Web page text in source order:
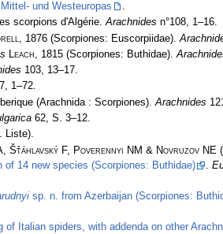
und Westeuropas
.
scorpions d'Algérie.Arachnides n°108, 1–16.
, 1876 (Scorpiones: Euscorpiidae).
Leach, 1815 (Scorpiones: Buthidae).
103, 13–17.
1–72.
(Arachnida : Scorpiones). Arachnides
62, S. 3–12.
Liste).
Šťáhlavský F, Poverennyi NM & Novruzov NE
of 14 new species (Scorpiones: Buthidae)
sp. n. from Azerbaijan (Scorpiones:
of Italian spiders, with addenda on other